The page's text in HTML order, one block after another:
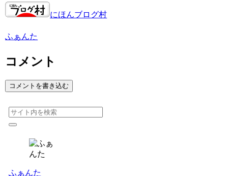
にほんブログ村
ふぁんた
コメント
コメントを書き込む
ふぁんた